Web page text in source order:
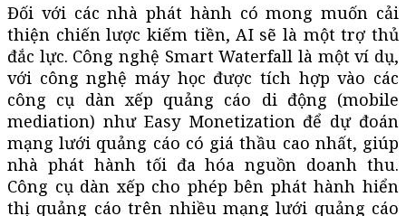
Đối với các nhà phát hành có mong muốn cải
thiện chiến lược kiếm tiền, AI sẽ là một trợ thủ
đắc lực. Công nghệ Smart Waterfall là một ví dụ,
với công nghệ máy học được tích hợp vào các
công cụ dàn xếp quảng cáo di động (mobile
mediation) như Easy Monetization để dự đoán
mạng lưới quảng cáo có giá thầu cao nhất, giúp
nhà phát hành tối đa hóa nguồn doanh thu.
Công cụ dàn xếp cho phép bên phát hành hiển
thị quảng cáo trên nhiều mạng lưới quảng cáo